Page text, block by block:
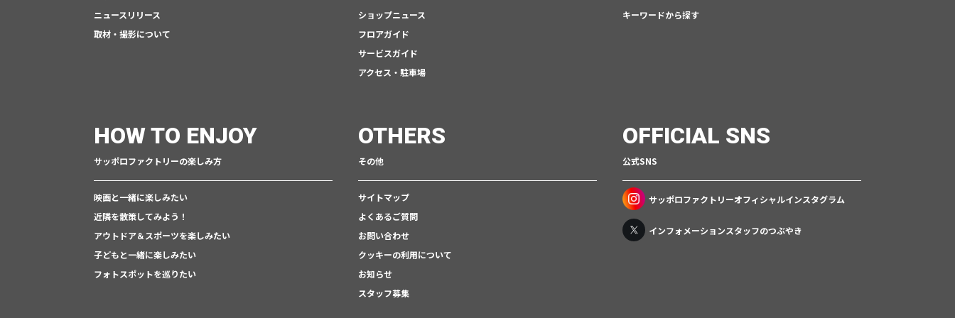
ニュースリリース
取材・撮影について
ショップニュース
フロアガイド
サービスガイド
アクセス・駐車場
キーワードから探す
HOW TO ENJOY
サッポロファクトリーの楽しみ方
映画と一緒に楽しみたい
近隣を散策してみよう！
アウトドア＆スポーツを楽しみたい
子どもと一緒に楽しみたい
フォトスポットを巡りたい
OTHERS
その他
サイトマップ
よくあるご質問
お問い合わせ
クッキーの利用について
お知らせ
スタッフ募集
OFFICIAL SNS
公式SNS
サッポロファクトリーオフィシャルインスタグラム
インフォメーションスタッフのつぶやき